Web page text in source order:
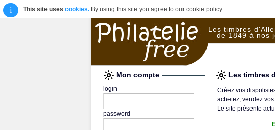
i This site uses cookies.By using this site you agree to our cookie policy.
Les timbres
de 1849 à nos
Mon compte
login
password
Les timbres
Créez vos
achetez, vendez
Le site présente